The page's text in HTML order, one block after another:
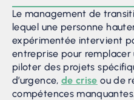
Le management de
lequel une personne
expérimentée intervient
entreprise pour
piloter des projets
d’urgence, de crise ou de
compétences manquantes.